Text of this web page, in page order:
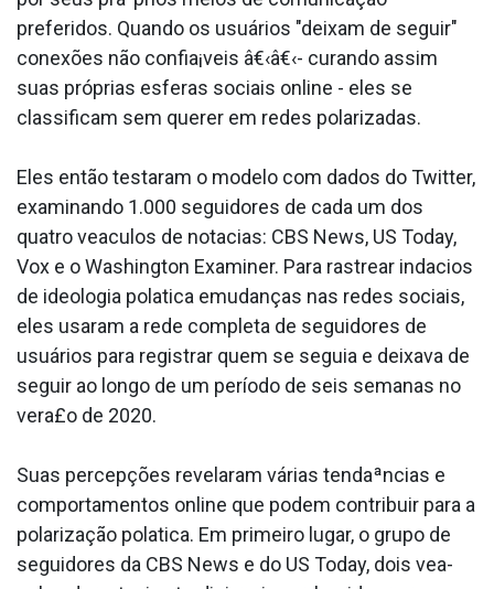
preferidos. Quando os usuários "deixam de seguir"
conexões não confia¡veis â€‹â€‹- curando assim
suas próprias esferas sociais online - eles se
classificam sem querer em redes polarizadas.
Eles então testaram o modelo com dados do Twitter,
examinando 1.000 seguidores de cada um dos
quatro vea­culos de nota­cias: CBS News, US Today,
Vox e o Washington Examiner. Para rastrear inda­cios
de ideologia pola­tica emudanças nas redes sociais,
eles usaram a rede completa de seguidores de
usuários para registrar quem se seguia e deixava de
seguir ao longo de um período de seis semanas no
vera£o de 2020.
Suas percepções revelaram várias tendaªncias e
comportamentos online que podem contribuir para a
polarização pola­tica. Em primeiro lugar, o grupo de
seguidores da CBS News e do US Today, dois vea­